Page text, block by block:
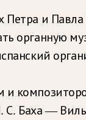
и Павла
органную
С. Баха —